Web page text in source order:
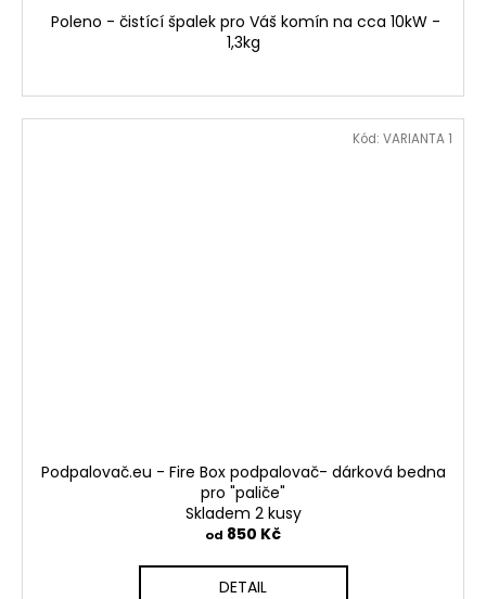
Poleno - čistící špalek pro Váš komín na cca 10kW -
1,3kg
Podpalovač.eu - Fire Box podpalovač- dárková bedna
pro "paliče"
Skladem 2 kusy
od 850 Kč
DETAIL
Kód: VARIANTA 1